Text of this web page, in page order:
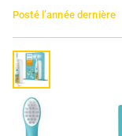
Posté l’année dernière